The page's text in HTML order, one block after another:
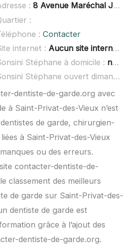
: 8 Avenue Maréchal Juin, 26700 Pierrelatte
:
: Contacter
internet : Aucun site internet connu
Stéphane à domicile : non renseigné
Sonsini Stéphane ouvert dimanche :
dentiste-de-garde.org avec
à Saint-Privat-des-Vieux n’est
de garde, chirurgien-
à Saint-Privat-des-Vieux
ou des erreurs.
contacter-dentiste-de-
classement des meilleurs
de garde sur Saint-Privat-des-
dentiste de garde est
grâce à l’ajout des
dentiste-de-garde.org.